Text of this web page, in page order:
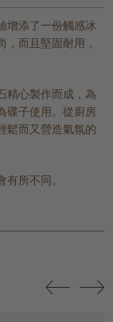
增添了一份觸感冰
而且堅固耐用，
精心製作而成，為
碟子使用。從廚房
鬆而又營造氣氛的
所不同。